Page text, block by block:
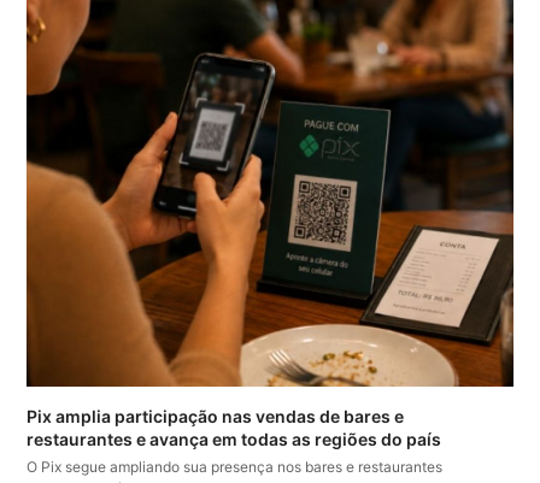
Pix amplia participação nas vendas de bares e
restaurantes e avança em todas as regiões do país
O Pix segue ampliando sua presença nos bares e restaurantes